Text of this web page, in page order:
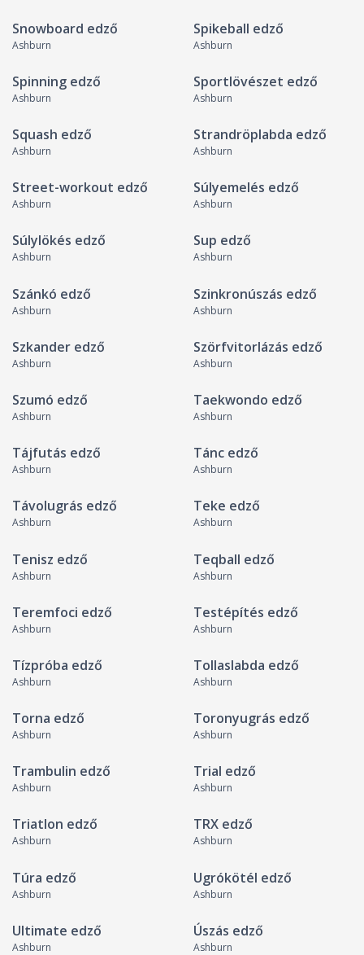
Snowboard edző
Ashburn
Spikeball edző
Ashburn
Spinning edző
Ashburn
Sportlövészet edző
Ashburn
Squash edző
Ashburn
Strandröplabda edző
Ashburn
Street-workout edző
Ashburn
Súlyemelés edző
Ashburn
Súlylökés edző
Ashburn
Sup edző
Ashburn
Szánkó edző
Ashburn
Szinkronúszás edző
Ashburn
Szkander edző
Ashburn
Szörfvitorlázás edző
Ashburn
Szumó edző
Ashburn
Taekwondo edző
Ashburn
Tájfutás edző
Ashburn
Tánc edző
Ashburn
Távolugrás edző
Ashburn
Teke edző
Ashburn
Tenisz edző
Ashburn
Teqball edző
Ashburn
Teremfoci edző
Ashburn
Testépítés edző
Ashburn
Tízpróba edző
Ashburn
Tollaslabda edző
Ashburn
Torna edző
Ashburn
Toronyugrás edző
Ashburn
Trambulin edző
Ashburn
Trial edző
Ashburn
Triatlon edző
Ashburn
TRX edző
Ashburn
Túra edző
Ashburn
Ugrókötél edző
Ashburn
Ultimate edző
Ashburn
Úszás edző
Ashburn